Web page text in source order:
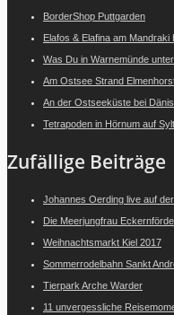
BorderShop Puttgarden
Elafos & Elafina am Mandraki
Was Du in Warnemünde
Am Ostsee Strand
An der Ostseeküste bei
Tetrapoden in Hörnum auf
Zufällige Beiträge
Johannes Oerding live auf
Die Meerjungfrau Eckernförde
Weihnachtsmarkt Kiel 2017
Sommerrodelbahn Sankt
Tierpark Arche Warder
11 unvergessliche